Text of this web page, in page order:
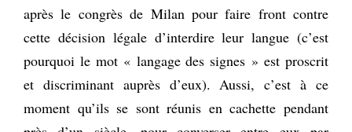
après le congrès de Milan pour faire front contre
cette décision légale d’interdire leur langue (c’est
pourquoi le mot « langage des signes » est proscrit
et discriminant auprès d’eux). Aussi, c’est à ce
moment qu’ils se sont réunis en cachette pendant